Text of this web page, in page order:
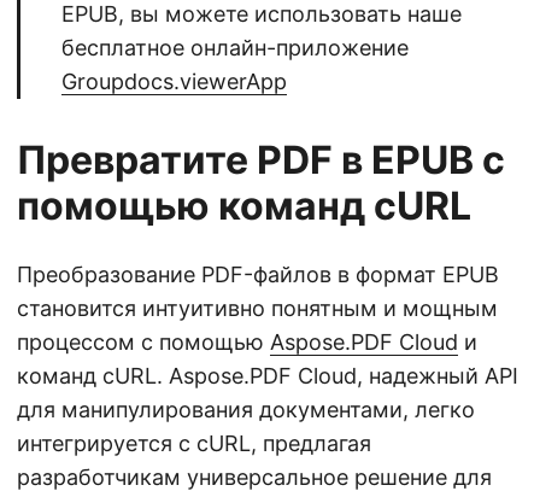
EPUB, вы можете использовать наше
бесплатное онлайн-приложение
Groupdocs.viewerApp
Превратите PDF в EPUB с
помощью команд cURL
Преобразование PDF-файлов в формат EPUB
становится интуитивно понятным и мощным
процессом с помощью Aspose.PDF Cloud и
команд cURL. Aspose.PDF Cloud, надежный API
для манипулирования документами, легко
интегрируется с cURL, предлагая
разработчикам универсальное решение для